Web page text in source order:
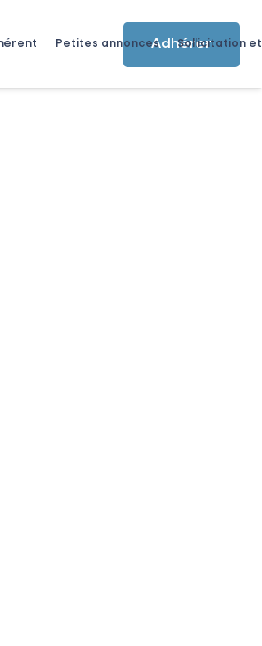
Petites annonces Sollicitation et
Adhérer